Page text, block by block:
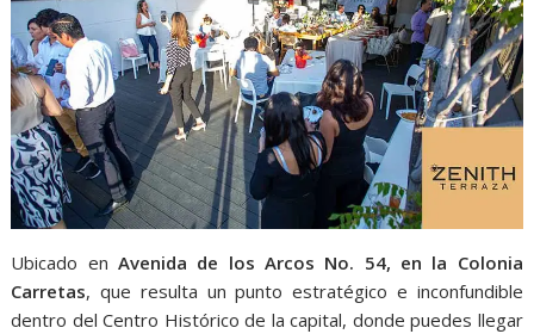
Ubicado enAvenida de los Arcos No. 54, en la Colonia
Carretas, que resulta un punto estratégico e inconfundible
dentro del Centro Histórico de la capital, donde puedes llegar